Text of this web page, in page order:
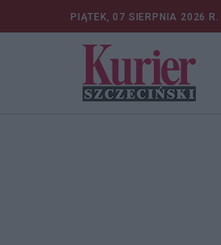
PIĄTEK, 07 SIERPNIA 2026 R.